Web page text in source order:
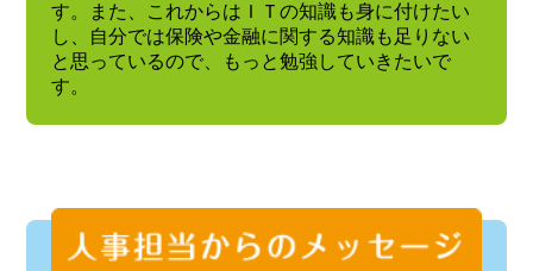
す。また、これからはＩＴの知識も身に付けたい
し、自分では保険や金融に関する知識も足りない
と思っているので、もっと勉強していきたいで
す。